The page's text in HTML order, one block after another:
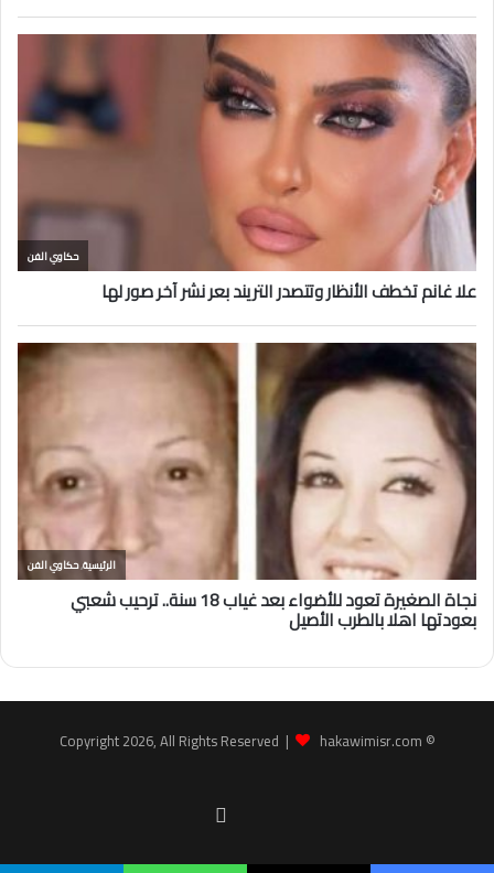
© Copyright 2026, All Rights Reserved |
hakawimisr.com